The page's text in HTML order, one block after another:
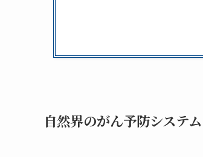
自然界のがん予防システム